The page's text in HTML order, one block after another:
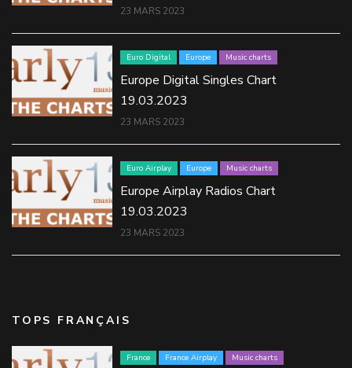
23 MARS 2023
Euro Digital Europe Music charts
Europe Digital Singles Chart
19.03.2023
23 MARS 2023
Euro Airplay Europe Music charts
Europe Airplay Radios Chart
19.03.2023
23 MARS 2023
TOPS FRANÇAIS
France France Airplay Music charts